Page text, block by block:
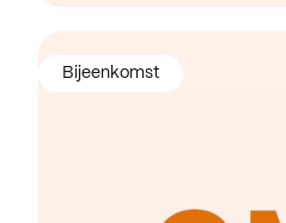
Bijeenkomst